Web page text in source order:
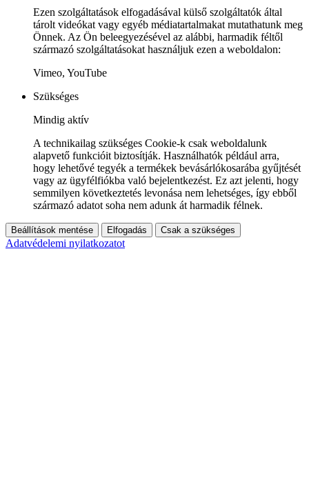
Ezen szolgáltatások elfogadásával külső szolgáltatók által
tárolt videókat vagy egyéb médiatartalmakat mutathatunk meg
Önnek. Az Ön beleegyezésével az alábbi, harmadik féltől
származó szolgáltatásokat használjuk ezen a weboldalon:
Vimeo, YouTube
Szükséges
Mindig aktív
A technikailag szükséges Cookie-k csak weboldalunk
alapvető funkcióit biztosítják. Használhatók például arra,
hogy lehetővé tegyék a termékek bevásárlókosarába gyűjtését
vagy az ügyfélfiókba való bejelentkezést. Ez azt jelenti, hogy
semmilyen következtetés levonása nem lehetséges, így ebből
származó adatot soha nem adunk át harmadik félnek.
Beállítások mentése Elfogadás Csak a szükséges
Adatvédelemi nyilatkozatot